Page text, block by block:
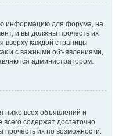
информацию для форума, на
и вы должны прочесть их
вверху каждой страницы
и с важными объявлениями,
администратором.
ниже всех объявлений и
содержат достаточно
их по возможности.